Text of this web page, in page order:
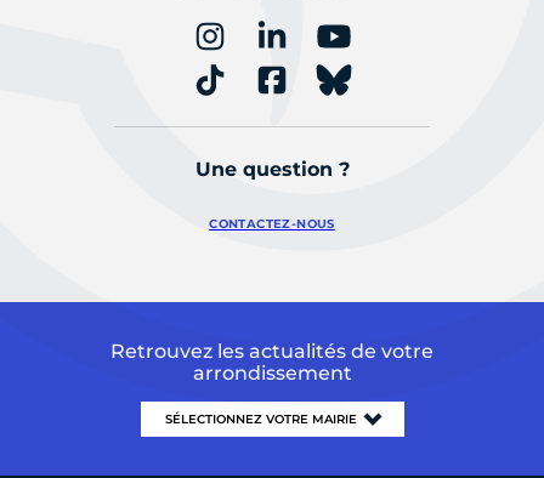
Une question ?
CONTACTEZ-NOUS
Retrouvez les actualités de votre
arrondissement